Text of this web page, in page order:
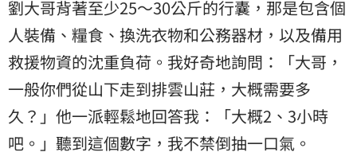
劉大哥背著至少25～30公斤的行囊，那是包含個
人裝備、糧食、換洗衣物和公務器材，以及備用
救援物資的沈重負荷。我好奇地詢問：「大哥，
一般你們從山下走到排雲山莊，大概需要多
久？」他一派輕鬆地回答我：「大概2、3小時
吧。」聽到這個數字，我不禁倒抽一口氣。